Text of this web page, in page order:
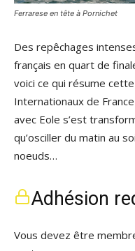
Ferrarese en tête à Pornichet
Des repêchages
français en quart de
voici ce qui résume
Internationaux de
avec Eole s’est
qu’osciller du matin au
noeuds…
Adhésion
Vous devez être